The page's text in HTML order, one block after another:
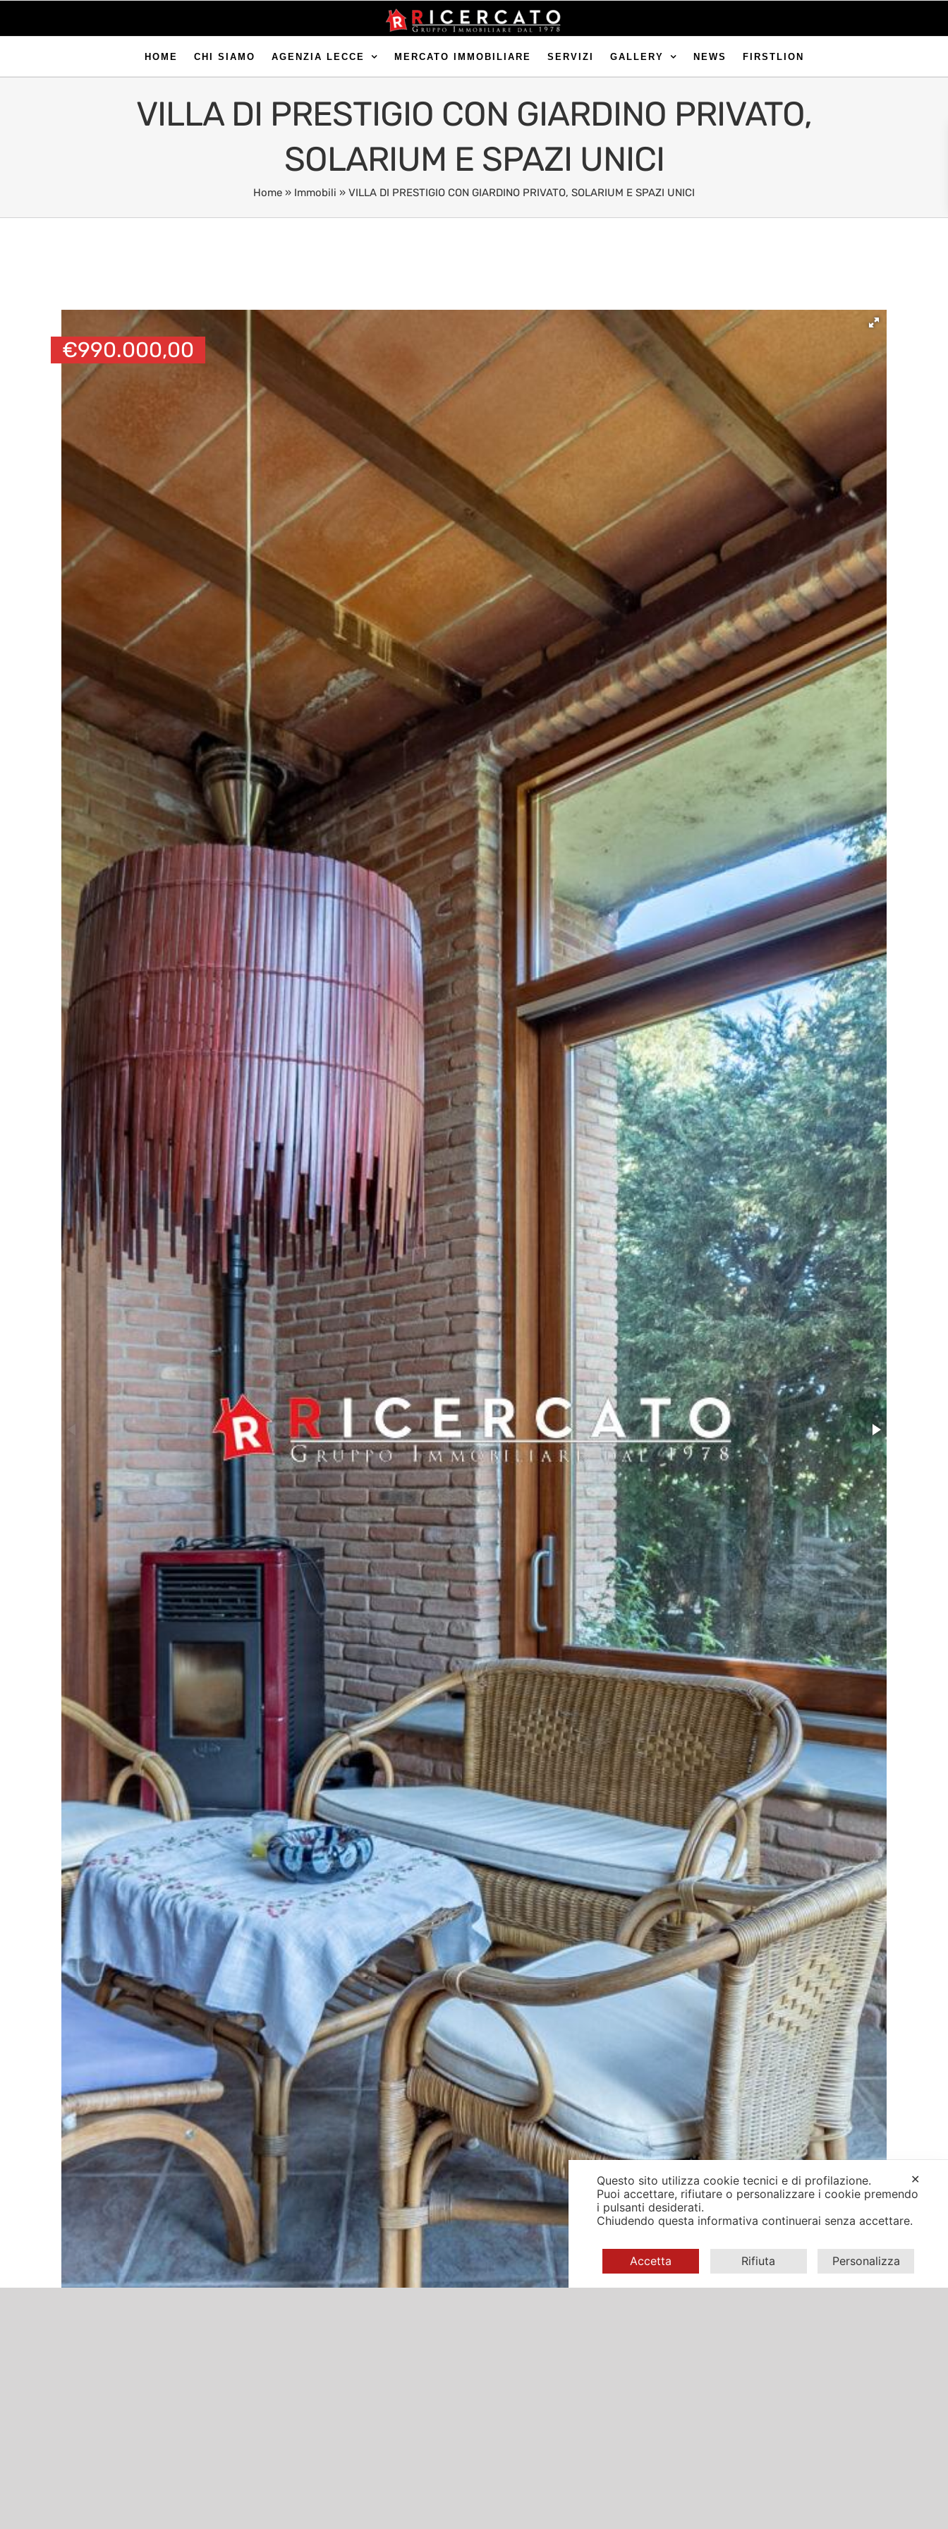
HOME CHI SIAMO AGENZIA LECCE MERCATO IMMOBILIARE SERVIZI GALLERY NEWS FIRSTLION
VILLA DI PRESTIGIO CON GIARDINO PRIVATO,
SOLARIUM E SPAZI UNICI
Home » Immobili » VILLA DI PRESTIGIO CON GIARDINO PRIVATO, SOLARIUM E SPAZI UNICI
€990.000,00
✕
Questo sito utilizza cookie tecnici e di profilazione.
Puoi accettare, rifiutare o personalizzare i cookie premendo
i pulsanti desiderati.
Chiudendo questa informativa continuerai senza accettare.
Accetta Rifiuta Personalizza